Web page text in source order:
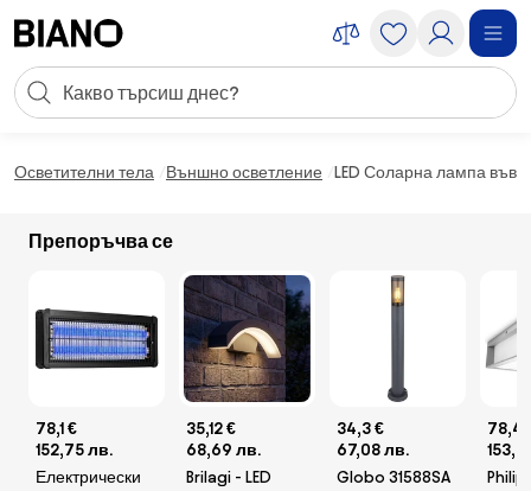
Търсене
Осветителни тела Външно осветление LED Соларна лампа във
Препоръчва се
78,1 €
152,75 лв.
Електрически
35,12 €
68,69 лв.
Brilagi - LED
34,3 €
67,08 лв.
Globo 31588SA